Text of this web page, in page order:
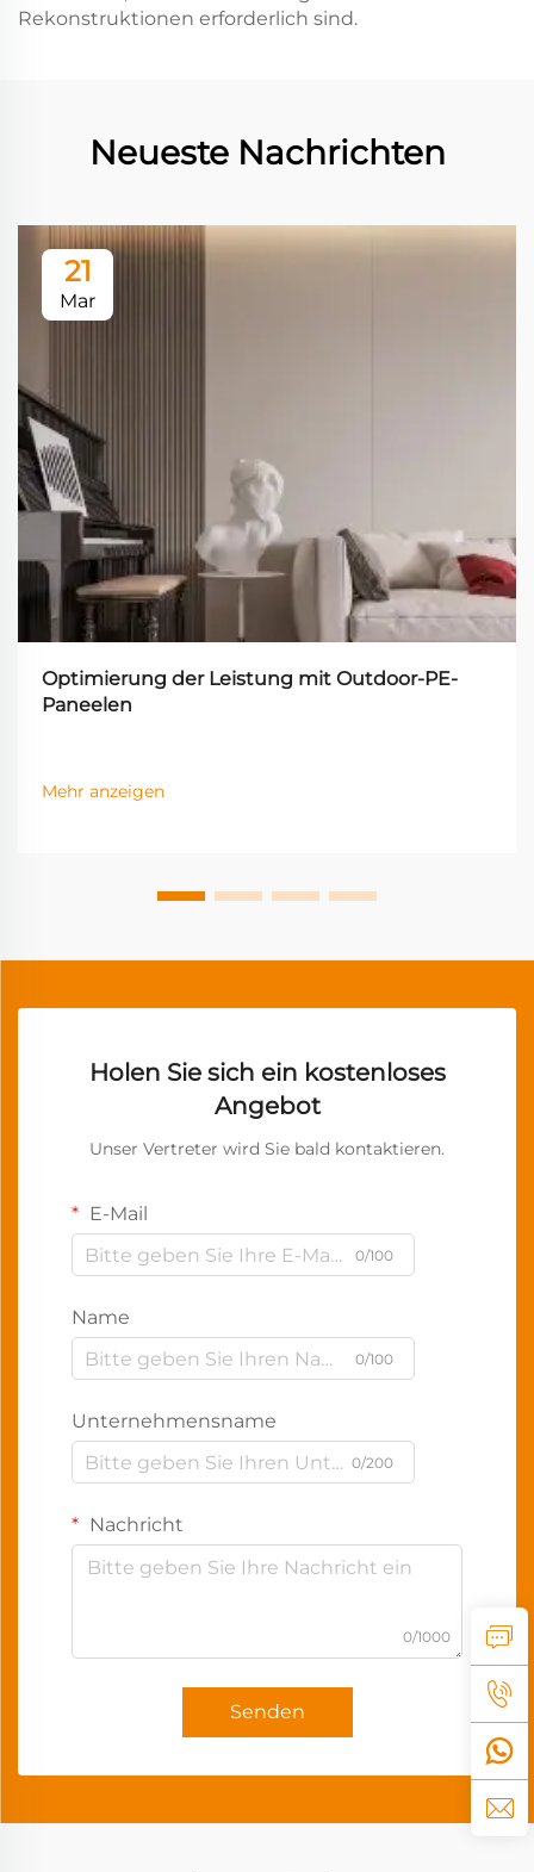
Rekonstruktionen erforderlich sind.
Neueste Nachrichten
21
Mar
Optimierung der Leistung mit Outdoor-PE-
Paneelen
Mehr anzeigen
Holen Sie sich ein kostenloses
Angebot
Unser Vertreter wird Sie bald kontaktieren.
E-Mail
0/100
Name
0/100
Unternehmensname
0/200
Nachricht
0/1000
Senden